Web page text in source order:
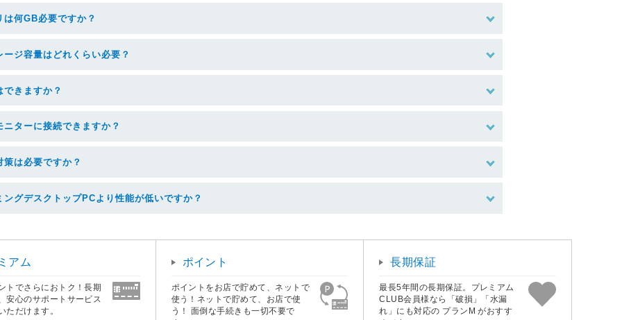
何GB必要ですか？
ジ容量はどれくらい必要？
きますか？
ターに接続できますか？
は必要ですか？
グデスクトップPCより性能が低いですか？
アム
トでさらにおトク！長期
安心のサポートサービス
ただけます。
ポイント
ポイントをお店で貯めて、ネットで
使う！ネットで貯めて、お店で使
う！ 面倒な手続きも一切不要で
長期保証
最長5年間の長期保証。プレミアム
CLUB会員様なら「破損」「水漏
れ」にも対応の プランM がおすす